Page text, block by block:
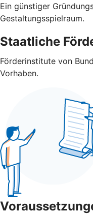
Ein günstiger
Gestaltungsspielraum.
Staatliche
Förderinstitute von
Vorhaben.